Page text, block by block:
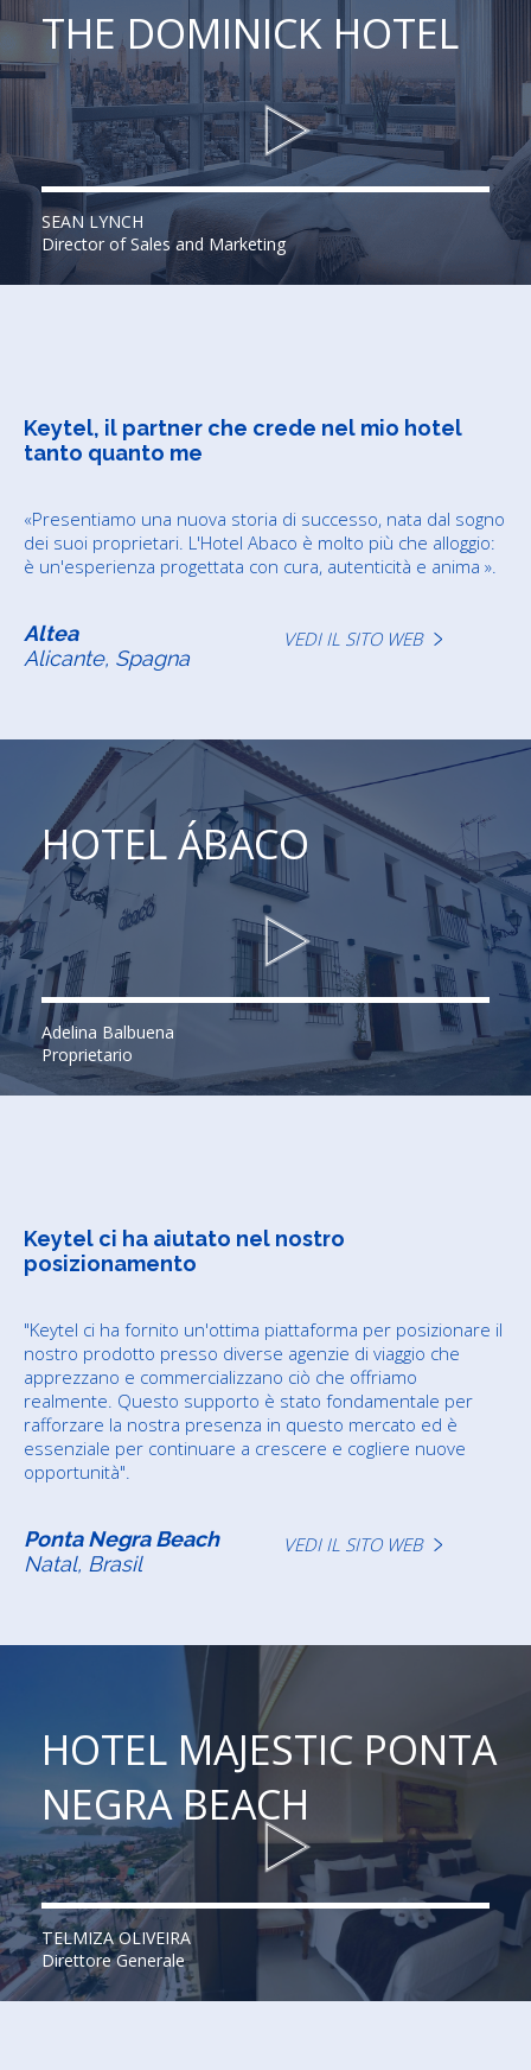
THE DOMINICK HOTEL
SEAN LYNCH
Director of Sales and Marketing
HOTEL ÁBACO
Adelina Balbuena
Proprietario
Keytel, il partner che crede nel mio hotel
tanto quanto me
«Presentiamo una nuova storia di successo, nata dal sogno
dei suoi proprietari. L'Hotel Abaco è molto più che alloggio:
è un'esperienza progettata con cura, autenticità e anima ».
Altea
Alicante, Spagna
VEDI IL SITO WEB
HOTEL MAJESTIC PONTA
NEGRA BEACH
TELMIZA OLIVEIRA
Direttore Generale
Keytel ci ha aiutato nel nostro
posizionamento
"Keytel ci ha fornito un'ottima piattaforma per posizionare il
nostro prodotto presso diverse agenzie di viaggio che
apprezzano e commercializzano ciò che offriamo
realmente. Questo supporto è stato fondamentale per
rafforzare la nostra presenza in questo mercato ed è
essenziale per continuare a crescere e cogliere nuove
opportunità".
Ponta Negra Beach
Natal, Brasil
VEDI IL SITO WEB